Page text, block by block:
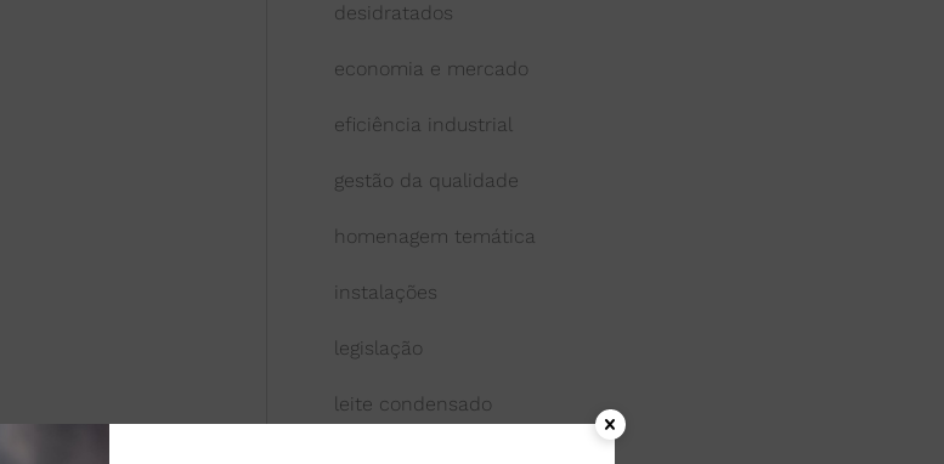
desidratados
economia e mercado
eficiência industrial
gestão da qualidade
homenagem temática
instalações
legislação
leite condensado